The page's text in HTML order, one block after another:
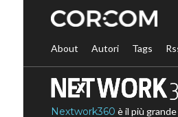
About Autori Tags
Nextwork360 è il più